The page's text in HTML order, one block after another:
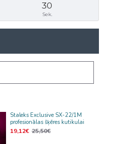
29
Sek.
Staleks Exclusive SX-22/1M
profesionālas šķēres kutikulai
19,12€ 25,50€